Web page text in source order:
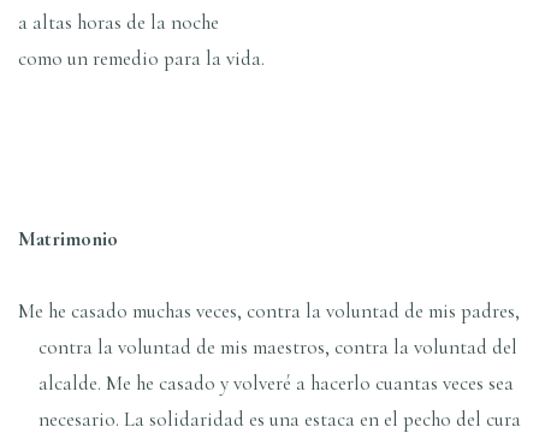
a altas horas de la noche
como un remedio para la vida.
Matrimonio
Me he casado muchas veces, contra la voluntad de mis padres,
contra la voluntad de mis maestros, contra la voluntad del
alcalde. Me he casado y volveré a hacerlo cuantas veces sea
necesario. La solidaridad es una estaca en el pecho del cura